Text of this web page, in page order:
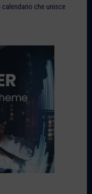
che unisce